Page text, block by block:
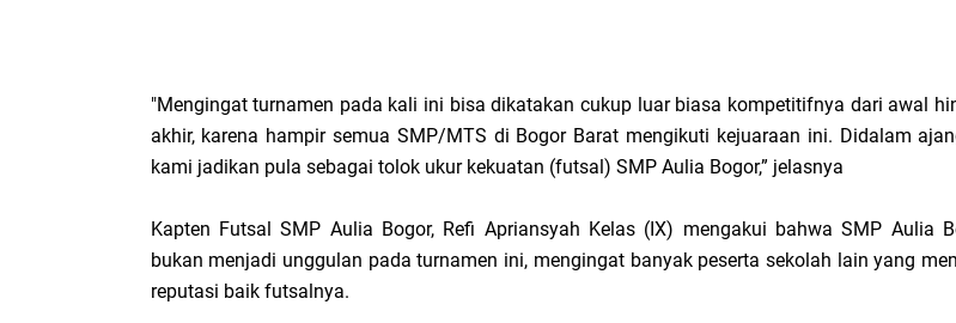
"Mengingat turnamen pada kali ini bisa dikatakan cukup luar biasa kompetitifnya dari awal
akhir, karena hampir semua SMP/MTS di Bogor Barat mengikuti kejuaraan ini. Didalam
kami jadikan pula sebagai tolok ukur kekuatan (futsal) SMP Aulia Bogor,” jelasnya
Kapten Futsal SMP Aulia Bogor, Refi Apriansyah Kelas (IX) mengakui bahwa SMP Aulia
bukan menjadi unggulan pada turnamen ini, mengingat banyak peserta sekolah lain yang
reputasi baik futsalnya.